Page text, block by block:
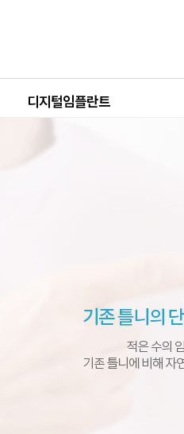
디지털임플란트